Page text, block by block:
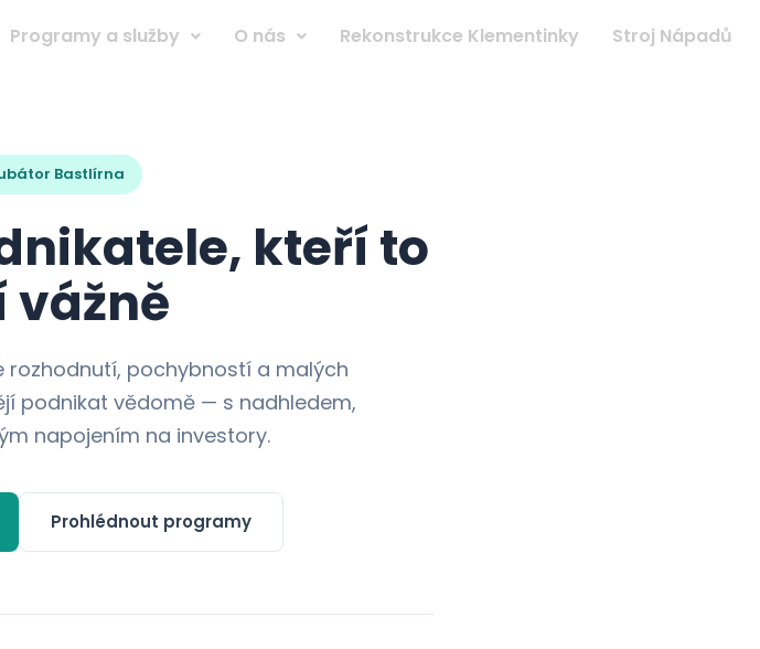
Programy a služby O nás Rekonstrukce Klementinky Stroj Nápadů
Bastlírna
kteří to
vážně
rozhodnutí, pochybností a malých
podnikat vědomě — s nadhledem,
napojením na investory.
Prohlédnout programy